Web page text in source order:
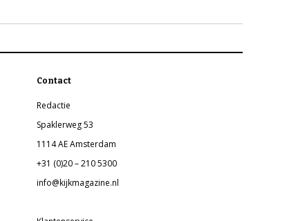
Contact
Redactie
Spaklerweg 53
1114 AE Amsterdam
+31 (0)20 – 210 5300
info@kijkmagazine.nl